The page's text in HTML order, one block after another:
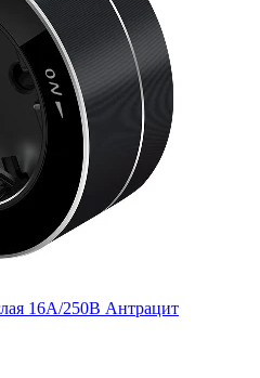
16А/250В Антрацит